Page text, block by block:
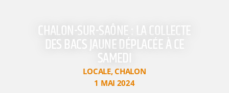
CHALON-SUR-SAÔNE : LA COLLECTE
DES BACS JAUNE DÉPLACÉE À CE
SAMEDI
LOCALE,CHALON
1 MAI 2024